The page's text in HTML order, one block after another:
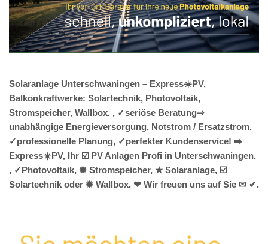
Solaranlage Unterschwaningen – Express☀️PV,
Balkonkraftwerke: Solartechnik, Photovoltaik,
Stromspeicher, Wallbox. , ✓seriöse Beratung⇒
unabhängige Energieversorgung, Notstrom / Ersatzstrom,
✓professionelle Planung, ✓perfekter Kundenservice! ➡️
Express☀️PV️, Ihr ☑️ PV Anlagen Profi in Unterschwaningen.
, ✓Photovoltaik, ✺ Stromspeicher, ★ Solaranlage, ☑️
Solartechnik oder ✹ Wallbox. ❤ Wir freuen uns auf Sie ✉ ✔.